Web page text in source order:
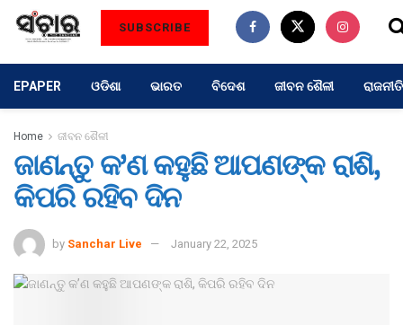
SUBSCRIBE
EPAPER ଓଡିଶା ଭାରତ ବିଦେଶ ଜୀବନ ଶୈଳୀ ରାଜନୀତି
Home ଜୀବନ ଶୈଳୀ
ଜାଣନ୍ତୁ କ’ଣ କହୁଛି ଆପଣଙ୍କ ରାଶି,
କିପରି ରହିବ ଦିନ
by Sanchar Live January 22, 2025